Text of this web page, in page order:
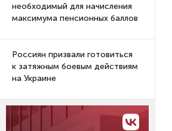
необходимый для начисления
максимума пенсионных баллов
Россиян призвали готовиться
к затяжным боевым действиям
на Украине